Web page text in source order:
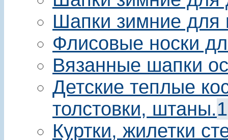
Шапки зимние для
Флисовые носки
Вязанные шапки
Детские теплые
толстовки, штаны.
Куртки, жилетки